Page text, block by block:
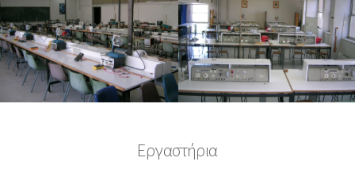
Εργαστήρια